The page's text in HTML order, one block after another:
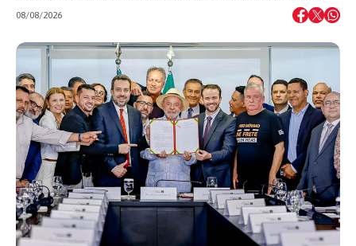
08/08/2026